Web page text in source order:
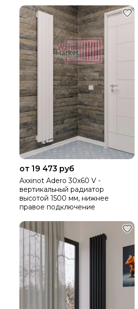
от 19 473 руб
Axxinot Adero 30х60 V -
вертикальный радиатор
высотой 1500 мм, нижнее
правое подключение